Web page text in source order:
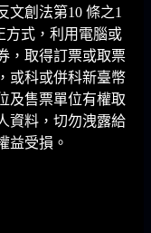
文創法第10 條之1
方式，利用電腦或
，取得訂票或取票
或科或併科新臺幣
及售票單位有權取
資料，切勿洩露給
益受損。